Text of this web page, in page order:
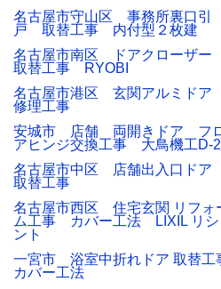
名古屋市守山区 事務所裏口引
戸 取替工事 内付型２枚建
名古屋市南区 ドアクローザー
取替工事 RYOBI
名古屋市港区 玄関アルミドア
修理工事
安城市 店舗 両開きドア フ
アヒンジ交換工事 大鳥機工D-
名古屋市中区 店舗出入口ドア
取替工事
名古屋市西区 住宅玄関 リフォ
ム工事 カバー工法 LIXIL リシ
ント
一宮市 浴室中折れドア 取替工
カバー工法